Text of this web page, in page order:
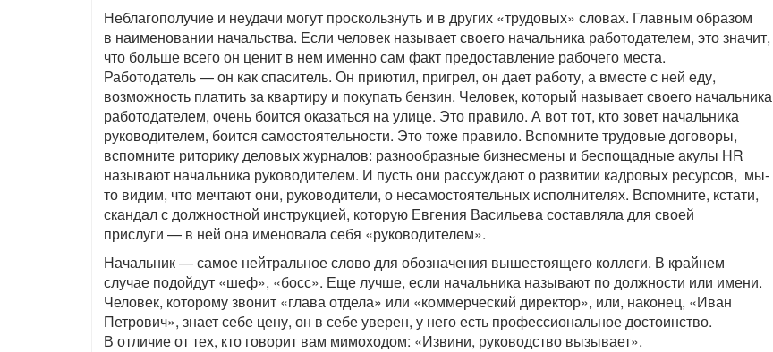
Неблагополучие и неудачи могут проскользнуть и в других «трудовых» словах. Главным образом
в наименовании начальства. Если человек называет своего начальника работодателем, это значит,
что больше всего он ценит в нем именно сам факт предоставление рабочего места.
Работодатель — он как спаситель. Он приютил, пригрел, он дает работу, а вместе с ней еду,
возможность платить за квартиру и покупать бензин. Человек, который называет своего начальника
работодателем, очень боится оказаться на улице. Это правило. А вот тот, кто зовет начальника
руководителем, боится самостоятельности. Это тоже правило. Вспомните трудовые договоры,
вспомните риторику деловых журналов: разнообразные бизнесмены и беспощадные акулы HR
называют начальника руководителем. И пусть они рассуждают о развитии кадровых ресурсов, мы-
то видим, что мечтают они, руководители, о несамостоятельных исполнителях. Вспомните, кстати,
скандал с должностной инструкцией, которую Евгения Васильева составляла для своей
прислуги — в ней она именовала себя «руководителем».
Начальник — самое нейтральное слово для обозначения вышестоящего коллеги. В крайнем
случае подойдут «шеф», «босс». Еще лучше, если начальника называют по должности или имени.
Человек, которому звонит «глава отдела» или «коммерческий директор», или, наконец, «Иван
Петрович», знает себе цену, он в себе уверен, у него есть профессиональное достоинство.
В отличие от тех, кто говорит вам мимоходом: «Извини, руководство вызывает».